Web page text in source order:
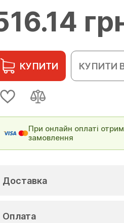
КУПИТИ КУПИТИ В
При онлайн оплаті
замовлення
Доставка
Оплата